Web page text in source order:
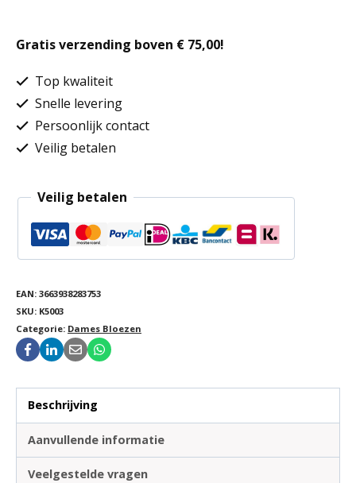
met
lange
mouwen
aantal
Gratis verzending boven € 75,00!
Top kwaliteit
Snelle levering
Persoonlijk contact
Veilig betalen
Veilig betalen
EAN: 3663938283753
SKU: K5003
Categorie: Dames Bloezen
Beschrijving
Aanvullende informatie
Veelgestelde vragen